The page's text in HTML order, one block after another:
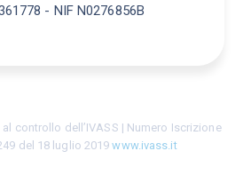
- NIF N0276856B
controllo dell’IVASS | Numero Iscrizione
del 18 luglio 2019www.ivass.it